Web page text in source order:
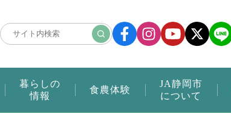
暮らしの
情報
食農体験
JA静岡市
について